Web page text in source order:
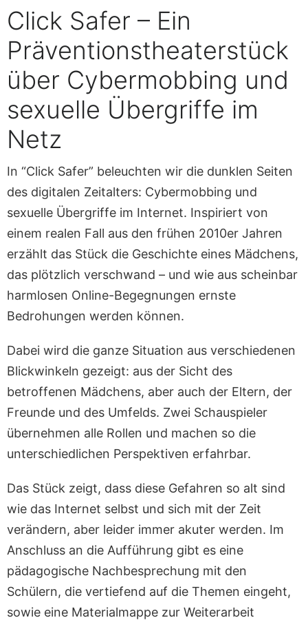
Click Safer – Ein
Präventionstheaterstück
über Cybermobbing und
sexuelle Übergriffe im
Netz
In “Click Safer” beleuchten wir die dunklen Seiten
des digitalen Zeitalters: Cybermobbing und
sexuelle Übergriffe im Internet. Inspiriert von
einem realen Fall aus den frühen 2010er Jahren
erzählt das Stück die Geschichte eines Mädchens,
das plötzlich verschwand – und wie aus scheinbar
harmlosen Online-Begegnungen ernste
Bedrohungen werden können.
Dabei wird die ganze Situation aus verschiedenen
Blickwinkeln gezeigt: aus der Sicht des
betroffenen Mädchens, aber auch der Eltern, der
Freunde und des Umfelds. Zwei Schauspieler
übernehmen alle Rollen und machen so die
unterschiedlichen Perspektiven erfahrbar.
Das Stück zeigt, dass diese Gefahren so alt sind
wie das Internet selbst und sich mit der Zeit
verändern, aber leider immer akuter werden. Im
Anschluss an die Aufführung gibt es eine
pädagogische Nachbesprechung mit den
Schülern, die vertiefend auf die Themen eingeht,
sowie eine Materialmappe zur Weiterarbeit